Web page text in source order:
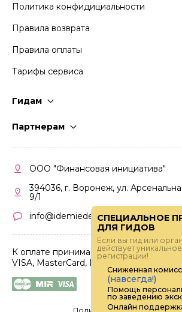
Политика конфидициальности
Правила возврата
Правила оплаты
Тарифы сервиса
Гидам
Партнерам
Кабинет партнера
Правила участия
ООО "Финансовая инициатива"
394036, г. Воронеж, ул.
9/1
info@idemiedem.ru
К оплате принимаются карты
VISA, MasterCard, МИР
Политика
СПЕЦИАЛЬНОЕ
ДЛЯ ГИДОВ
Если вы гид или
действует
регистрации!
Сниженная
(навсегда!)
Помощь
по заведению
Онлайн